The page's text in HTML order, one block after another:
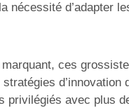
nécessité d’adapter
ces
d’innovation
privilégiés avec plus